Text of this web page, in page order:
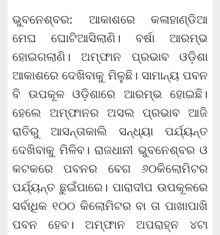
ଭୁବନେଶ୍ବର: ଆକାଶରେ କଳାହାଣ୍ଡିଆ
ମେଘ ଘୋଟିଆସିଲାଣି। ବର୍ଷା ଆରମ୍ଭ
ହୋଇଗଲାଣି। ଅମ୍ଫାନ ପ୍ରଭାବ ଓଡ଼ିଶା
ଆକାଶରେ ଦେଖିବାକୁ ମିଳୁଛି। ସାମାନ୍ୟ ପବନ
ବି ଉପକୂଳ ଓଡ଼ିଶାରେ ଆରମ୍ଭ ହୋଇଛି।
ହେଲେ ଅମ୍ଫାନର ଅସଲ ପ୍ରଭାବ ଆଜି
ରାତିରୁ ଆସନ୍ତାକାଲି ସନ୍ଧ୍ୟା ପର୍ଯ୍ୟନ୍ତ
ଦେଖିବାକୁ ମିଳିବ। ରାଜଧାନୀ ଭୁବନେଶ୍ବର ଓ
କଟକରେ ପବନର ବେଗ ୬୦କିଲୋମିଟର
ପର୍ଯ୍ୟନ୍ତ ଛୁଇଁପାରେ। ପାରାଦୀପ ଉପକୂଳରେ
ସର୍ବାଧିକ ୧୦୦ କିଲୋମିଟର ବା ତା ପାଖାପାଖି
ପବନ ହେବ। ଅମ୍ଫାନ ଅପରାହ୍ନ ୪ଟା